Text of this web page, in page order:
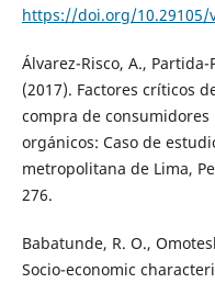
https://doi.org/10.29105/
Álvarez-Risco, A.,
(2017). Factores críticos
compra de
orgánicos: Caso de
metropolitana de Lima,
276.
Babatunde, R. O.,
Socio-economic